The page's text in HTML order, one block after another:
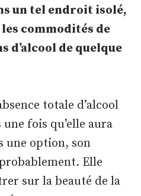
un tel endroit isolé,
les commodités de
d’alcool de quelque
totale d’alcool
fois qu’elle aura
une option, son
Elle
sur la beauté de la